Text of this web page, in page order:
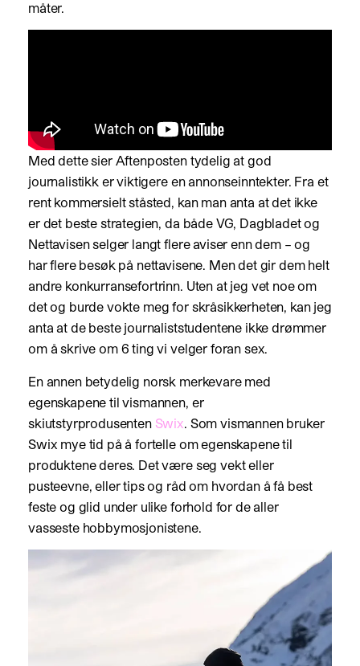
måter.
Med dette sier Aftenposten tydelig at god
journalistikk er viktigere en annonseinntekter. Fra et
rent kommersielt ståsted, kan man anta at det ikke
er det beste strategien, da både VG, Dagbladet og
Nettavisen selger langt flere aviser enn dem – og
har flere besøk på nettavisene. Men det gir dem helt
andre konkurransefortrinn. Uten at jeg vet noe om
det og burde vokte meg for skråsikkerheten, kan jeg
anta at de beste journaliststudentene ikke drømmer
om å skrive om 6 ting vi velger foran sex.
En annen betydelig norsk merkevare med
egenskapene til vismannen, er
skiutstyrprodusenten Swix . Som vismannen bruker
Swix mye tid på å fortelle om egenskapene til
produktene deres. Det være seg vekt eller
pusteevne, eller tips og råd om hvordan å få best
feste og glid under ulike forhold for de aller
vasseste hobbymosjonistene.